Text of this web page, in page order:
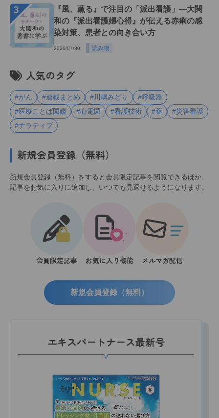
３
『風、薫る』で注目の「派出看護」―大関
和の『派出看護婦心得』が伝える赤痢の感
染対策、患者との向き合い方
2026/07/30 読み物
人気のタグ
#がん #連載まとめ #川嶋みどり
#呼吸器
#医療ことば図鑑
#心電図 #看護技術 #薬
#災害看護
#ナラティブ
新規会員登録（無料）
新規会員登録（無料）をすると会員限定記事を閲覧できるほか、
記事をお気に入りに追加し、いつでも見返せるようになります。
会員限定記事 お気に入り機能 メルマガ配信
新規会員登録（無料）
エキスパートナース最新号